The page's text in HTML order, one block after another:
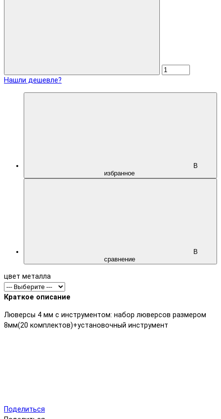
Нашли дешевле?
В
избранное
В
сравнение
цвет металла
Краткое описание
Люверсы 4 мм с инструментом: набор люверсов размером
8мм(20 комплектов)+установочный инструмент
Поделиться